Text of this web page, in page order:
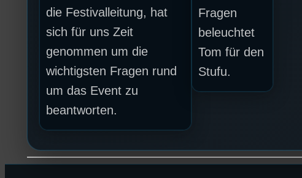
die Festivalleitung, hat
sich für uns Zeit
genommen um die
wichtigsten Fragen rund
um das Event zu
beantworten.
Fragen
beleuchtet
Tom für den
Stufu.